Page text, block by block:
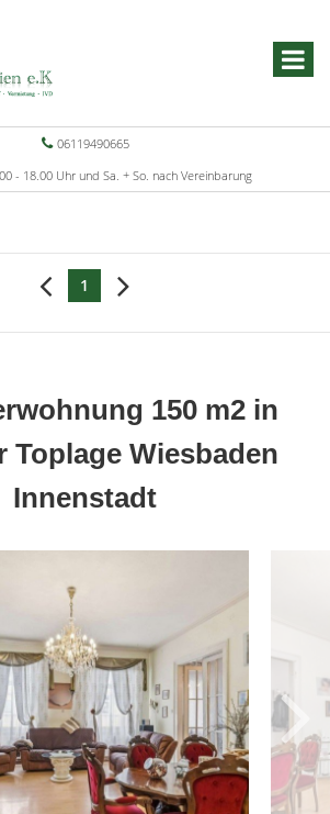
06119490665
- 18.00 Uhr und Sa. + So. nach Vereinbarung
1
150 m2 in
Toplage Wiesbaden
Innenstadt